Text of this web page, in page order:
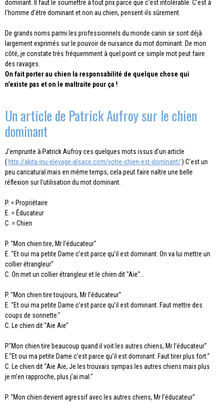
dominant. Il faut le soumettre à tout prix parce que c'est intolérable. C'est à
l'homme d'être dominant et non au chien, pensent-ils sûrement.
De grands noms parmi les professionnels du monde canin se sont déjà
largement exprimés sur le pouvoir de nuisance du mot dominant. De mon
côté, je constate très fréquemment à quel point ce simple mot peut faire
des ravages.
On fait porter au chien la responsabilité de quelque chose qui
n'existe pas et on le maltraite pour ça !
Un article de Patrick Aufroy sur le chien
dominant
J'emprunte à Patrick Aufroy ces quelques mots issus d'un article
( http://akita-inu-elevage-alsace.com/votre-chien-est-dominant/).C'est un
peu caricatural mais en même temps, cela peut faire naître une belle
réflexion sur l'utilisation du mot dominant.
P. = Propriétaire
E. = Éducateur
C. = Chien
P. "Mon chien tire, Mr l’éducateur"
E. "Et oui ma petite Dame c’est parce qu’il est dominant. On va lui mettre un
collier étrangleur"
C. On met un collier étrangleur et le chien dit "Aie"…
P. "Mon chien tire toujours, Mr l’éducateur"
E. "Et oui ma petite Dame c’est parce qu’il est dominant. Faut mettre des
coups de sonnette."
C. Le chien dit "Aie Aie"
P."Mon chien tire beaucoup quand il voit les autres chiens, Mr l’éducateur"
E."Et oui ma petite Dame c’est parce qu’il est dominant. Faut tirer plus fort."
C. Le chien dit "Aie Aie, Je les trouvais sympas les autres chiens mais plus
je m’en rapproche, plus j’ai mal."
P. "Mon chien devient agressif avec les autres chiens, Mr l’éducateur"